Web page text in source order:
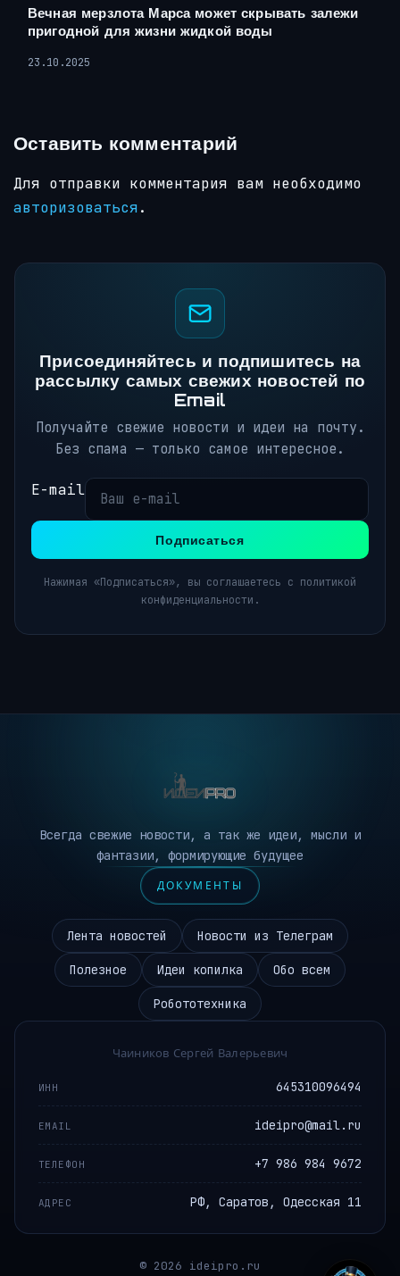
Вечная мерзлота Марса может скрывать залежи
пригодной для жизни жидкой воды
23.10.2025
Оставить комментарий
Для отправки комментария вам необходимо
авторизоваться.
Присоединяйтесь и подпишитесь на
рассылку самых свежих новостей по
Email
Получайте свежие новости и идеи на почту.
Без спама — только самое интересное.
E-mail
Подписаться
Нажимая «Подписаться», вы соглашаетесь с политикой
конфиденциальности.
Всегда свежие новости, а так же идеи, мысли и
фантазии, формирующие будущее
ДОКУМЕНТЫ
Лента новостей Новости из Телеграм
Полезное Идеи копилка Обо всем
Робототехника
Чаиников Сергей Валерьевич
ИНН 645310096494
EMAIL ideipro@mail.ru
ТЕЛЕФОН +7 986 984 9672
АДРЕС РФ, Саратов, Одесская 11
© 2026 ideipro.ru